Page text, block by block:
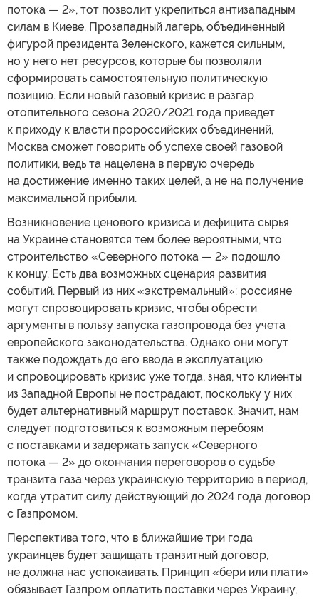
потока — 2», тот позволит укрепиться антизападным
силам в Киеве. Прозападный лагерь, объединенный
фигурой президента Зеленского, кажется сильным,
но у него нет ресурсов, которые бы позволяли
сформировать самостоятельную политическую
позицию. Если новый газовый кризис в разгар
отопительного сезона 2020/2021 года приведет
к приходу к власти пророссийских объединений,
Москва сможет говорить об успехе своей газовой
политики, ведь та нацелена в первую очередь
на достижение именно таких целей, а не на получение
максимальной прибыли.
Возникновение ценового кризиса и дефицита сырья
на Украине становятся тем более вероятными, что
строительство «Северного потока — 2» подошло
к концу. Есть два возможных сценария развития
событий. Первый из них «экстремальный»: россияне
могут спровоцировать кризис, чтобы обрести
аргументы в пользу запуска газопровода без учета
европейского законодательства. Однако они могут
также подождать до его ввода в эксплуатацию
и спровоцировать кризис уже тогда, зная, что клиенты
из Западной Европы не пострадают, поскольку у них
будет альтернативный маршрут поставок. Значит, нам
следует подготовиться к возможным перебоям
с поставками и задержать запуск «Северного
потока — 2» до окончания переговоров о судьбе
транзита газа через украинскую территорию в период,
когда утратит силу действующий до 2024 года договор
с Газпромом.
Перспектива того, что в ближайшие три года
украинцев будет защищать транзитный договор,
не должна нас успокаивать. Принцип «бери или плати»
обязывает Газпром оплатить поставки через Украину,